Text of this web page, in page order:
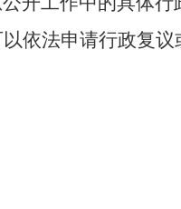
依法申请行政复